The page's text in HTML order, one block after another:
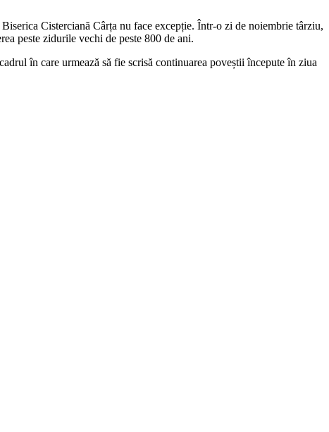
Cisterciană Cârța nu face excepție. Într-o zi de noiembrie târziu,
peste zidurile vechi de peste 800 de ani.
în care urmează să fie scrisă continuarea poveștii începute în ziua